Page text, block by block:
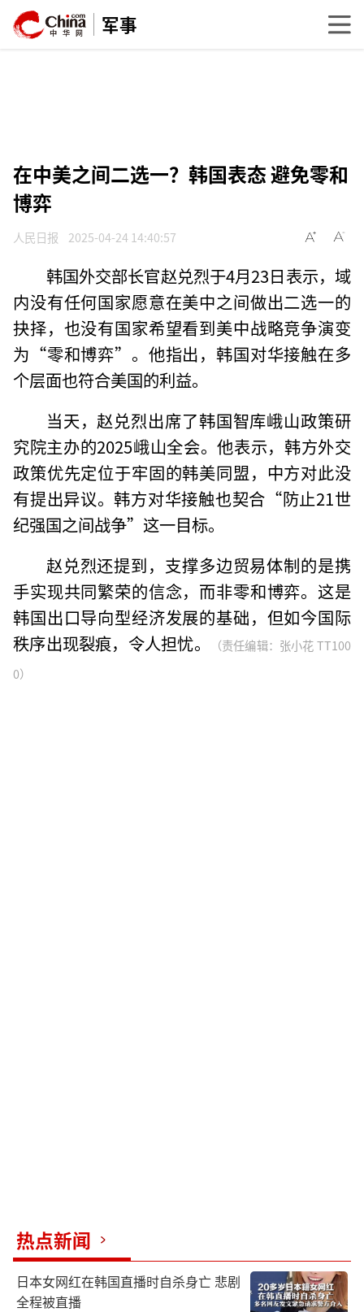
军事
在中美之间二选一？韩国表态 避免零和
博弈
人民日报 2025-04-24 14:40:57
韩国外交部长官赵兑烈于4月23日表示，域
内没有任何国家愿意在美中之间做出二选一的
抉择，也没有国家希望看到美中战略竞争演变
为“零和博弈”。他指出，韩国对华接触在多
个层面也符合美国的利益。
当天，赵兑烈出席了韩国智库峨山政策研
究院主办的2025峨山全会。他表示，韩方外交
政策优先定位于牢固的韩美同盟，中方对此没
有提出异议。韩方对华接触也契合“防止21世
纪强国之间战争”这一目标。
赵兑烈还提到，支撑多边贸易体制的是携
手实现共同繁荣的信念，而非零和博弈。这是
韩国出口导向型经济发展的基础，但如今国际
秩序出现裂痕，令人担忧。
（责任编辑：张小花 TT100
0）
热点新闻
日本女网红在韩国直播时自杀身亡 悲剧
全程被直播